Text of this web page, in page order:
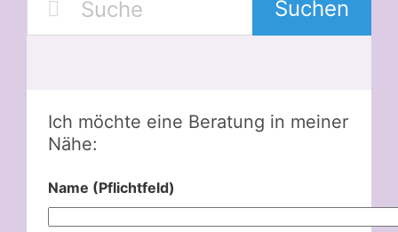
Suchen
Ich möchte eine Beratung in meiner
Nähe:
Name (Pflichtfeld)